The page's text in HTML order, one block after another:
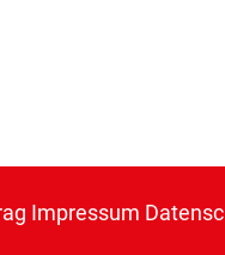
Impressum